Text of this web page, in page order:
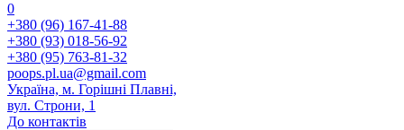
0
+380 (96) 167-41-88
+380 (93) 018-56-92
+380 (95) 763-81-32
poops.pl.ua@gmail.com
Україна, м. Горішні Плавні,
вул. Строни, 1
До контактів